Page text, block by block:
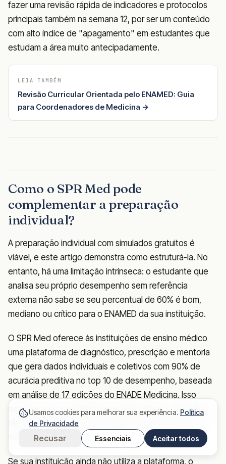
fazer uma revisão rápida de indicadores e protocolos
principais também na semana 12, por ser um conteúdo
com alto índice de "apagamento" em estudantes que
estudam a área muito antecipadamente.
LEIA TAMBÉM
Revisão Curricular Orientada pelo ENAMED: Guia
para Coordenadores de Medicina →
Como o SPR Med pode
complementar a preparação
individual?
A preparação individual com simulados gratuitos é
viável, e este artigo demonstra como estruturá-la. No
entanto, há uma limitação intrínseca: o estudante que
analisa seu próprio desempenho sem referência
externa não sabe se seu percentual de 60% é bom,
mediano ou crítico para o ENAMED da sua instituição.
O SPR Med oferece às instituições de ensino médico
uma plataforma de diagnóstico, prescrição e mentoria
que gera dados individuais e coletivos com 90% de
acurácia preditiva no top 10 de desempenho, baseada
em análise de 17 edições do ENADE Medicina. Isso
significa que estudantes cujas IES utilizam o SPR Med
têm acesso a prescrição pedagógica personalizada,
não apenas diagnóstico genérico.
Se sua instituição ainda não utiliza a plataforma, o
Usamos cookies para melhorar sua experiência. Política
de Privacidade
Recusar Essenciais Aceitar todos